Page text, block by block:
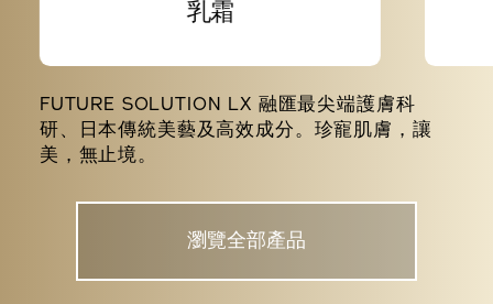
乳霜
FUTURE SOLUTION LX 融匯最尖端護膚科
研、日本傳統美藝及高效成分。珍寵肌膚，讓
美，無止境。
瀏覽全部產品